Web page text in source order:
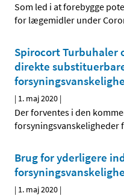
Som led i at forebygge
for lægemidler under
Spirocort Turbuhaler
direkte
| 1. maj 2020 |
Der forventes i den
forsyningsvanskeligheder
Brug for yderligere
| 1. maj 2020 |